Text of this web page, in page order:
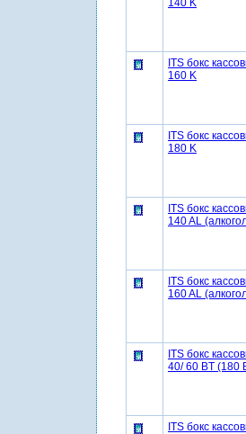
140 K
ITS бокс
160 K
ITS бокс
180 K
ITS бокс
140 AL
ITS бокс
160 AL
ITS бокс
40/ 60 BT (180
ITS бокс